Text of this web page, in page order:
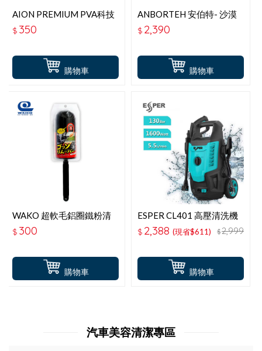
購物車
AION PREMIUM PVA科技
造型洗車綿 714-GY
$ 350
購物車
ANBORTEH 安伯特- 沙漠
之鷹無線打蠟機 (ABT-
D018)-送可站立洗車工具
$ 2,390
購物車
WAKO 超軟毛鋁圈鐵粉清
潔刷 CS-96
$ 300
購物車
ESPER CL401 高壓清洗機
$ 2,388 (現省$611) $2,999
汽車美容清潔專區